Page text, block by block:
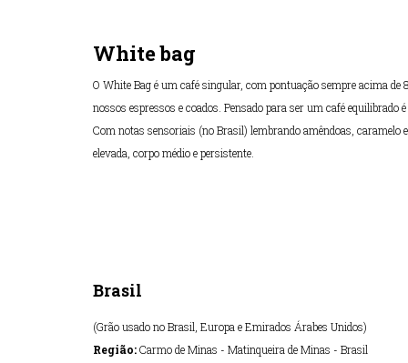
White bag
O White Bag é um café singular, com pontuação sempre acima de
nossos espressos e coados. Pensado para ser um café equilibrado
Com notas sensoriais (no Brasil) lembrando amêndoas, caramelo
elevada, corpo médio e persistente.
Brasil
(Grão usado no Brasil, Europa e Emirados Árabes Unidos)
Região:Carmo de Minas - Matinqueira de Minas - Brasil